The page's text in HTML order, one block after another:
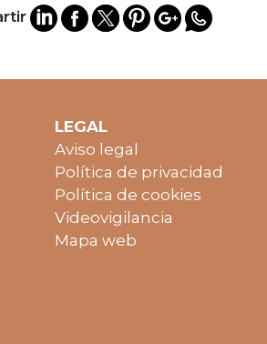
LEGAL
Aviso legal
Política de privacidad
Política de cookies
Videovigilancia
Mapa web